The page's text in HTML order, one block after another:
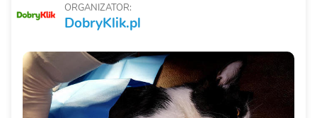
ORGANIZATOR:
DobryKlik.pl